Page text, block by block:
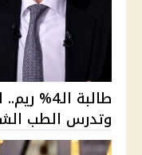
طالبة
وتدرس الطب